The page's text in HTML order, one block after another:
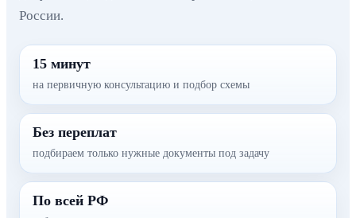
России.
15 минут
на первичную консультацию и подбор схемы
Без переплат
подбираем только нужные документы под задачу
По всей РФ